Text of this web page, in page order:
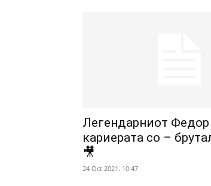
Легендарниот Федор
кариерата со –
🎥
24 Oct 2021. 10:47